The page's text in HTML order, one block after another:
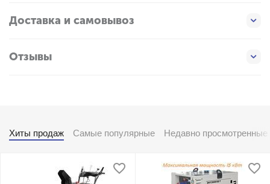
Доставка и самовывоз
Отзывы
Хиты продаж Самые популярные Недавно просмотренные